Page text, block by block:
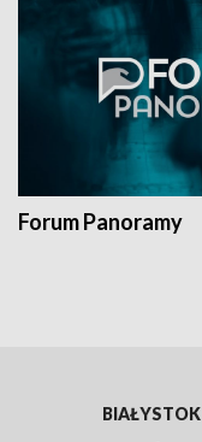
Forum Panoramy
BIAŁYSTOK